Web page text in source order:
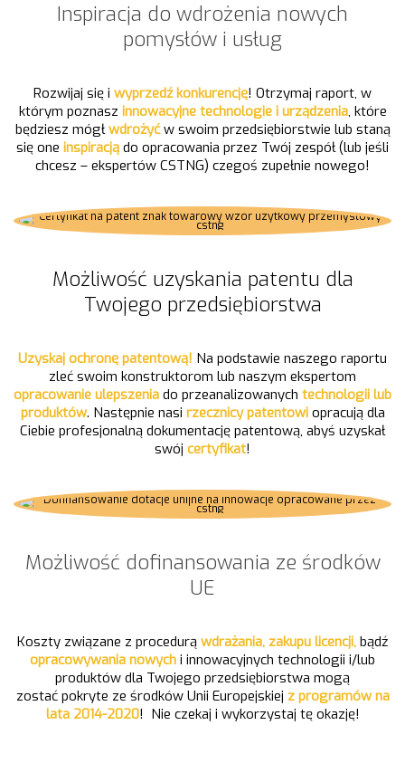
Inspiracja do wdrożenia nowych
pomysłów i usług
Rozwijaj się i wyprzedź konkurencję! Otrzymaj raport, w
którym poznasz innowacyjnetechnologie i urządzenia, które
będziesz mógłwdrożyćw swoim przedsiębiorstwie lub staną
się one inspiracjądo opracowania przez Twój zespół (lub jeśli
chcesz – ekspertów CSTNG) czegoś zupełnie nowego!
Możliwość uzyskania patentu dla
Twojego przedsiębiorstwa
Uzyskaj ochronę patentową! Na podstawie naszego raportu
zleć swoim konstruktorom lub naszym ekspertom
opracowanie ulepszenia do przeanalizowanych technologii lub
produktów. Następnie nasi rzecznicy patentowiopracują dla
Ciebie profesjonalną dokumentację patentową, abyś uzyskał
swój certyfikat!
Możliwość dofinansowania ze środków
UE
Koszty związane z procedurą wdrażania, zakupu licencji, bądź
opracowywania nowych i innowacyjnych technologii i/lub
produktów dla Twojego przedsiębiorstwa mogą
zostać pokryte ze środków Unii Europejskiej z programów na
lata 2014-2020! Nie czekaj i wykorzystaj tę okazję!